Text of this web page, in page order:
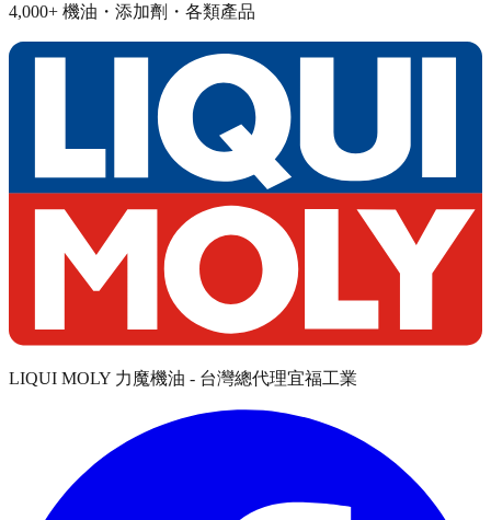
4,000+ 機油・添加劑・各類產品
LIQUI MOLY 力魔機油 - 台灣總代理宜福工業